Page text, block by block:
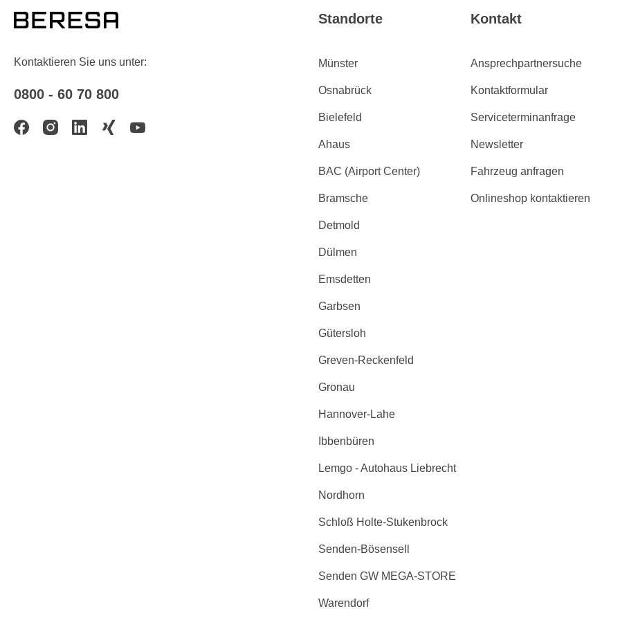
Kontaktieren Sie uns unter:
0800 - 60 70 800
Standorte
Münster
Osnabrück
Bielefeld
Ahaus
BAC (Airport Center)
Bramsche
Detmold
Dülmen
Emsdetten
Garbsen
Gütersloh
Greven-Reckenfeld
Gronau
Hannover-Lahe
Ibbenbüren
Lemgo - Autohaus Liebrecht
Nordhorn
Schloß Holte-Stukenbrock
Senden-Bösensell
Senden GW MEGA-STORE
Warendorf
Kontakt
Ansprechpartnersuche
Kontaktformular
Serviceterminanfrage
Newsletter
Fahrzeug anfragen
Onlineshop kontaktieren